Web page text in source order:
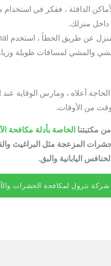
الدافئة ، ففكر في استخدام
داخل منزلك.
والمشي لمسافات طويلة
أعلاه ، ومارس الوقاية
من الأوقات.
مكتبتنا الخاصة بأدلة مكافحة
المزعجة مثل البراغيث
اليابانية والبق.
نترول لمكافحة الحشرات